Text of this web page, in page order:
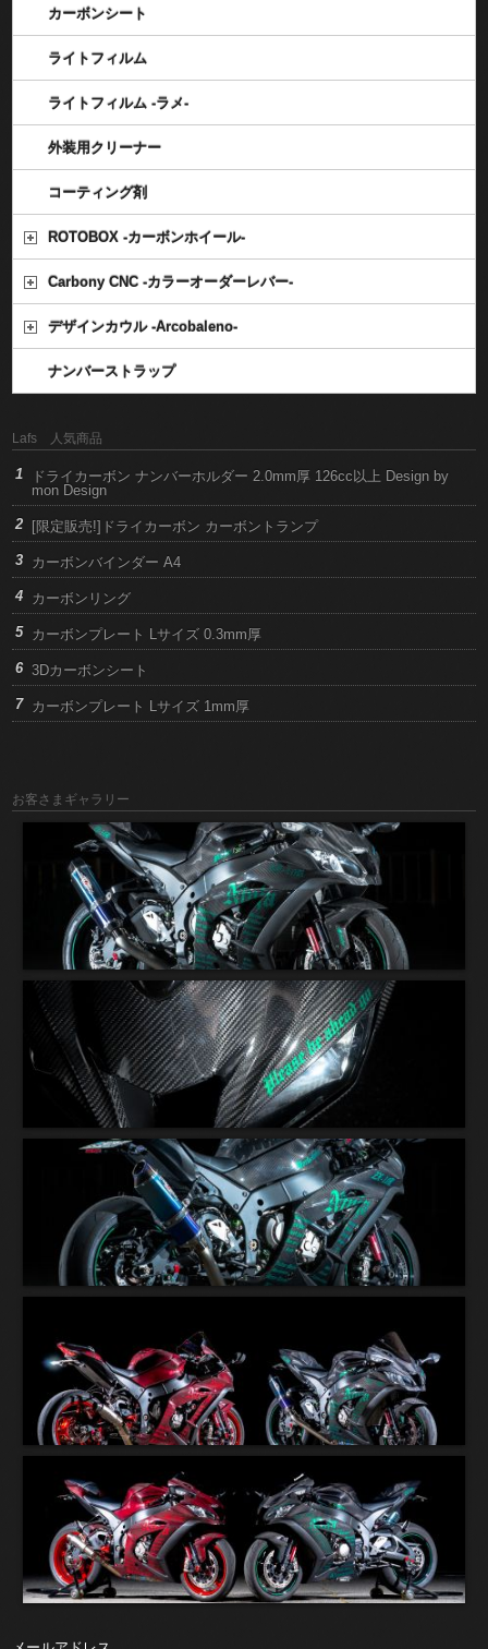
カーボンシート
ライトフィルム
ライトフィルム -ラメ-
外装用クリーナー
コーティング剤
ROTOBOX -カーボンホイール-
Carbony CNC -カラーオーダーレバー-
デザインカウル -Arcobaleno-
ナンバーストラップ
Lafs 人気商品
ドライカーボン ナンバーホルダー 2.0mm厚 126cc以上 Design by
mon Design
[限定販売!]ドライカーボン カーボントランプ
カーボンバインダー A4
カーボンリング
カーボンプレート Lサイズ 0.3mm厚
3Dカーボンシート
カーボンプレート Lサイズ 1mm厚
お客さまギャラリー